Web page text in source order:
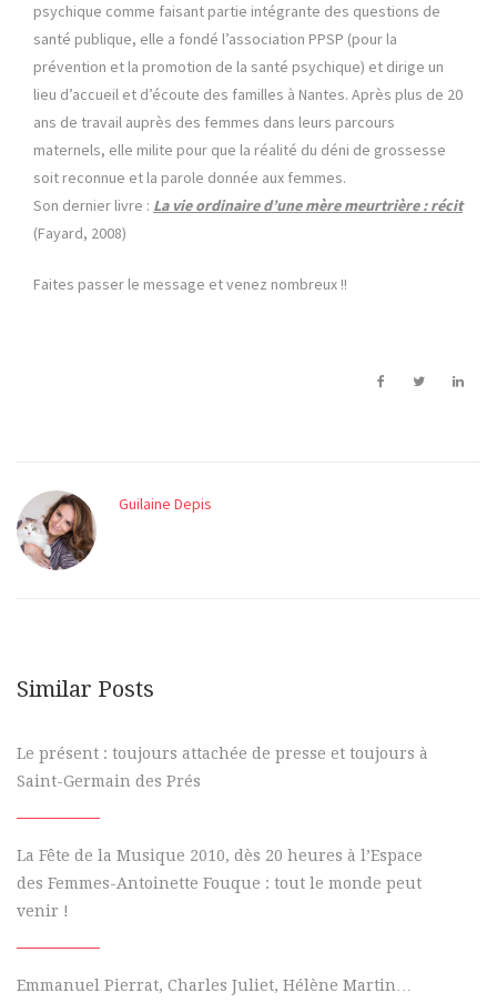
psychique comme faisant partie intégrante des questions de
santé publique, elle a fondé l’association PPSP (pour la
prévention et la promotion de la santé psychique) et dirige un
lieu d’accueil et d’écoute des familles à Nantes. Après plus de 20
ans de travail auprès des femmes dans leurs parcours
maternels, elle milite pour que la réalité du déni de grossesse
soit reconnue et la parole donnée aux femmes.
Son dernier livre : La vie ordinaire d’une mère meurtrière : récit
(Fayard, 2008)
Faites passer le message et venez nombreux !!
Guilaine Depis
Similar Posts
Le présent : toujours attachée de presse et toujours à
Saint-Germain des Prés
La Fête de la Musique 2010, dès 20 heures à l’Espace
des Femmes-Antoinette Fouque : tout le monde peut
venir !
Emmanuel Pierrat, Charles Juliet, Hélène Martin…